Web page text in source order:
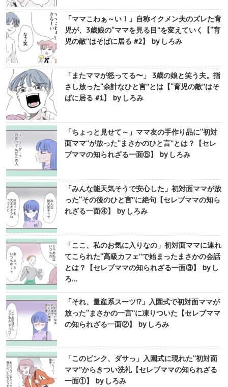
「ママこわぁ～い！」自称イクメン夫のズレた育
児が、3歳娘の“ママを見る目”を変えていく【“育
児の敵”はそばに居る #2】 by しろみ
「またママが怒ってる〜」 3歳の娘と笑う夫。指
さし放った“余計なひと言”とは【“育児の敵”はそ
ばに居る #1】 by しろみ
「ちょっと見せて～」ママ友の手作り品に“初対
面ママ”が放った“まさかのひと言”とは？【セレ
ブママの知られざる一面⑤】 by しろみ
「みんな能天気そうで安心した」初対面ママが放
った“その後のひと言”に絶句【セレブママの知ら
れざる一面④】 by しろみ
「ここ、私のお気に入りなの」初対面ママに連れ
てこられた“高級カフェ”で始まったまさかの会話
とは？【セレブママの知られざる一面③】 by し
ろ…
「それ、量産系スーツ!?」入園式で初対面ママが
放った“まさかの一言”に凍りついた【セレブママ
の知られざる一面②】 by しろみ
「このピンク、ダサっ」入園式に現れた“初対面
ママ”からきつい洗礼【セレブママの知られざる
一面①】 by しろみ